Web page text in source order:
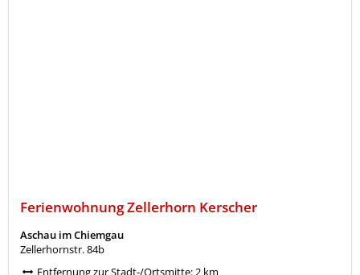
Ferienwohnung Zellerhorn Kerscher
Aschau im Chiemgau
Zellerhornstr. 84b
Entfernung zur Stadt-/Ortsmitte: 2 km